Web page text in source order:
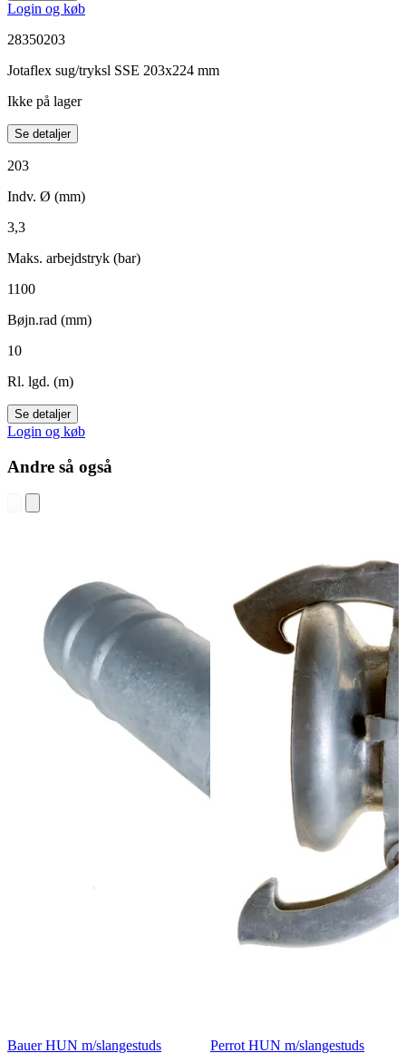
Login og køb
28350203
Jotaflex sug/tryksl SSE 203x224 mm
Ikke på lager
Se detaljer
203
Indv. Ø (mm)
3,3
Maks. arbejdstryk (bar)
1100
Bøjn.rad (mm)
10
Rl. lgd. (m)
Se detaljer
Login og køb
Andre så også
Bauer HUN m/slangestuds Perrot HUN m/slangestuds